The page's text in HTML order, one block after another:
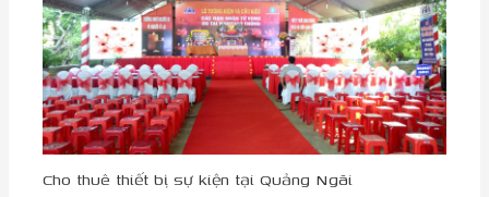
Cho thuê thiết bị sự kiện tại Quảng Ngãi